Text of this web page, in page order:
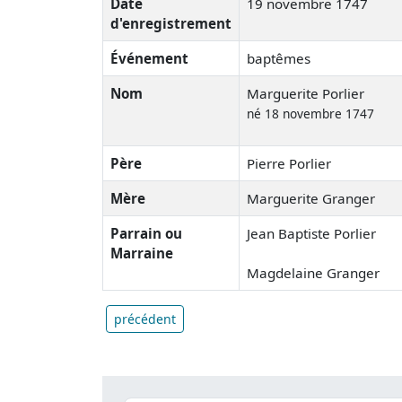
d'enregistrement
Événement
baptêmes
Nom
Marguerite Porlier
né 18 novembre 1747
Père
Pierre Porlier
Mère
Marguerite Granger
Parrain ou
Marraine
Jean Baptiste Porlier
Magdelaine Granger
précédent